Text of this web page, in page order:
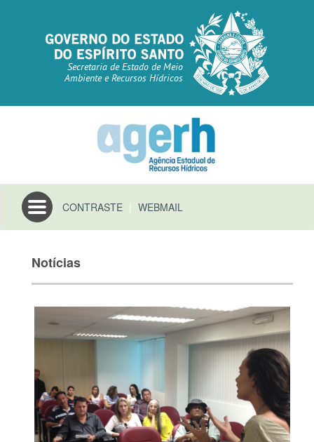
Secretaria de Estado de Meio
Ambiente e Recursos Hídricos
Toggle
navigation
CONTRASTE | WEBMAIL
Notícias